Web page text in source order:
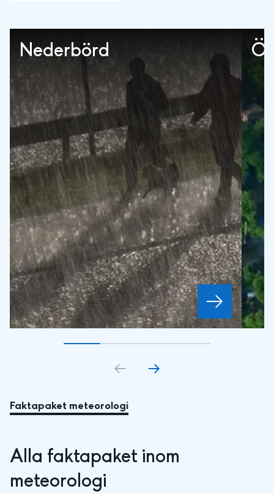
Nederbörd
Gå till bildkort1
Gå till bildkort2
Gå till bildkort3
Gå till bildkort
Faktapaket meteorologi
Alla faktapaket inom
meteorologi